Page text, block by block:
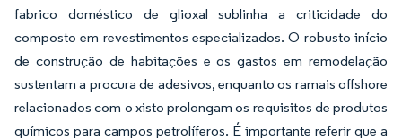
fabrico doméstico de glioxal sublinha a criticidade do
composto em revestimentos especializados. O robusto início
de construção de habitações e os gastos em remodelação
sustentam a procura de adesivos, enquanto os ramais offshore
relacionados com o xisto prolongam os requisitos de produtos
químicos para campos petrolíferos. É importante referir que a